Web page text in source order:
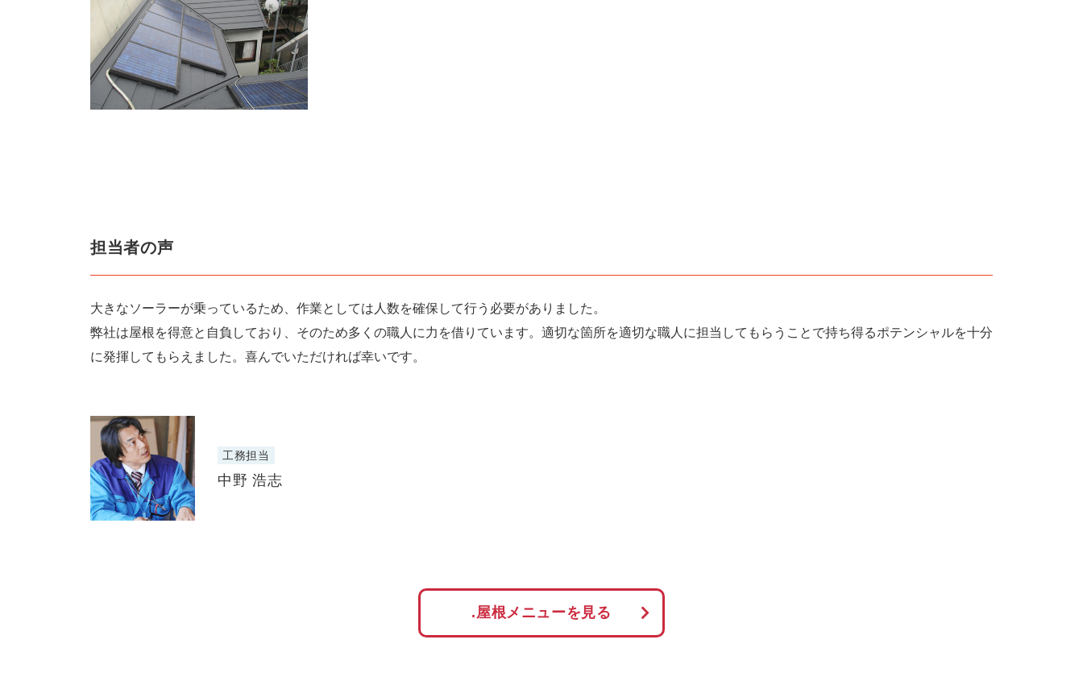
担当者の声
大きなソーラーが乗っているため、作業としては人数を確保して行う必要がありました。
弊社は屋根を得意と自負しており、そのため多くの職人に力を借りています。適切な箇所を適切な職人に担当してもらうことで持ち得るポテンシャルを十分
に発揮してもらえました。喜んでいただければ幸いです。
工務担当
中野 浩志
.屋根メニューを見る